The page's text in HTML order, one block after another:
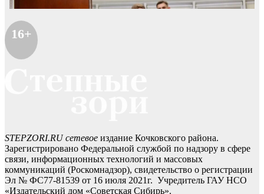
16+
STEPZORI.RU сетевое издание Кочковского района.
Зарегистрировано Федеральной службой по надзору в сфере
связи, информационных технологий и массовых
коммуникаций (Роскомнадзор), свидетельство о регистрации
Эл № ФС77-81539 от 16 июля 2021г. Учредитель ГАУ НСО
«Издательский дом «Советская Сибирь».